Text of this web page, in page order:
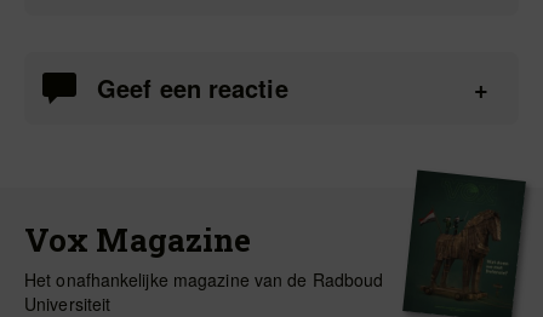
Geef een reactie
Vox Magazine
Het onafhankelijke magazine van de Radboud
Universiteit